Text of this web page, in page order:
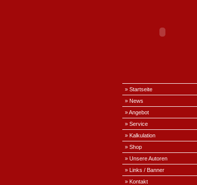
» Startseite
» News
» Angebot
» Service
» Kalkulation
» Shop
» Unsere Autoren
» Links / Banner
» Kontakt